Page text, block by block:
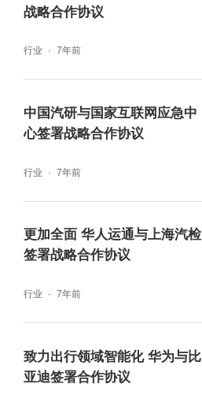
战略合作协议
行业 7年前
中国汽研与国家互联网应急中
心签署战略合作协议
行业 7年前
更加全面 华人运通与上海汽检
签署战略合作协议
行业 7年前
致力出行领域智能化 华为与比
亚迪签署合作协议